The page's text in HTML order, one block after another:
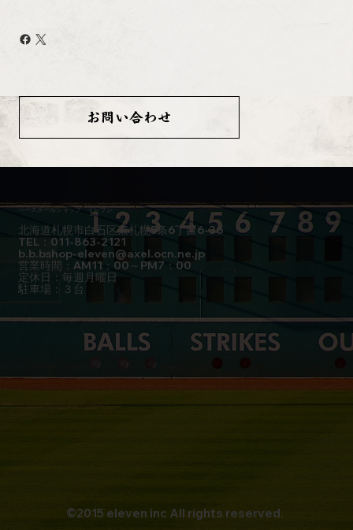
お問い合わせ
©2015 eleven inc All rights reserved.
ベースボールショップ イレブン
北海道札幌市白石区東札幌5条6丁目6-36
TEL：011-863-2121
b.b.bshop-eleven@axel.ocn.ne.jp
営業時間：AM11：00～PM7：00
定休日：毎週月曜日
駐車場：３台